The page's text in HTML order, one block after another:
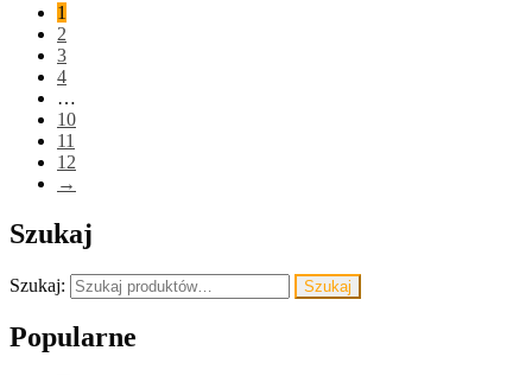
1
2
3
4
…
10
11
12
→
Szukaj
Szukaj: Szukaj
Popularne